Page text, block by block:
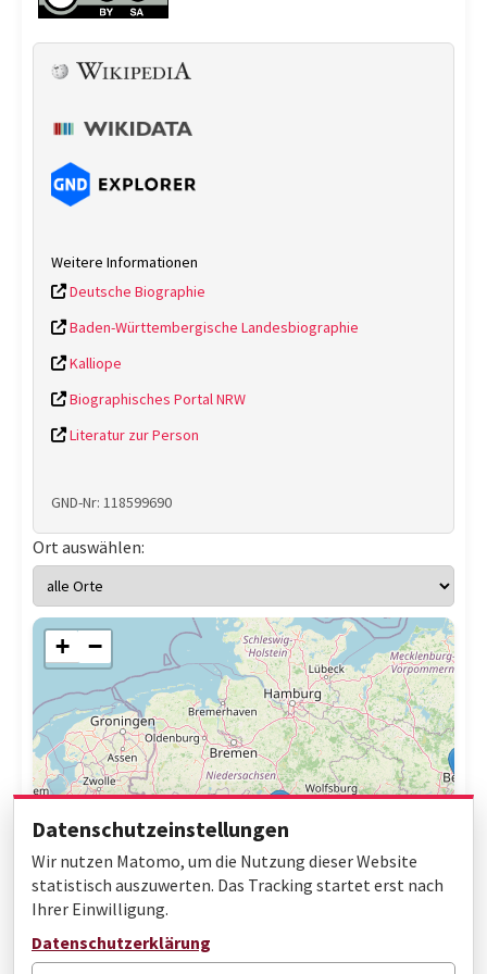
Weitere Informationen
Deutsche Biographie
Baden-Württembergische Landesbiographie
Kalliope
Biographisches Portal NRW
Literatur zur Person
GND-Nr: 118599690
Ort auswählen:
+ −
Datenschutzeinstellungen
Wir nutzen Matomo, um die Nutzung dieser Website
statistisch auszuwerten. Das Tracking startet erst nach
Ihrer Einwilligung.
Datenschutzerklärung